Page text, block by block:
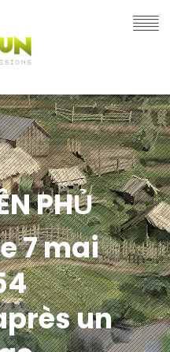
PHỦ
7 mai
un